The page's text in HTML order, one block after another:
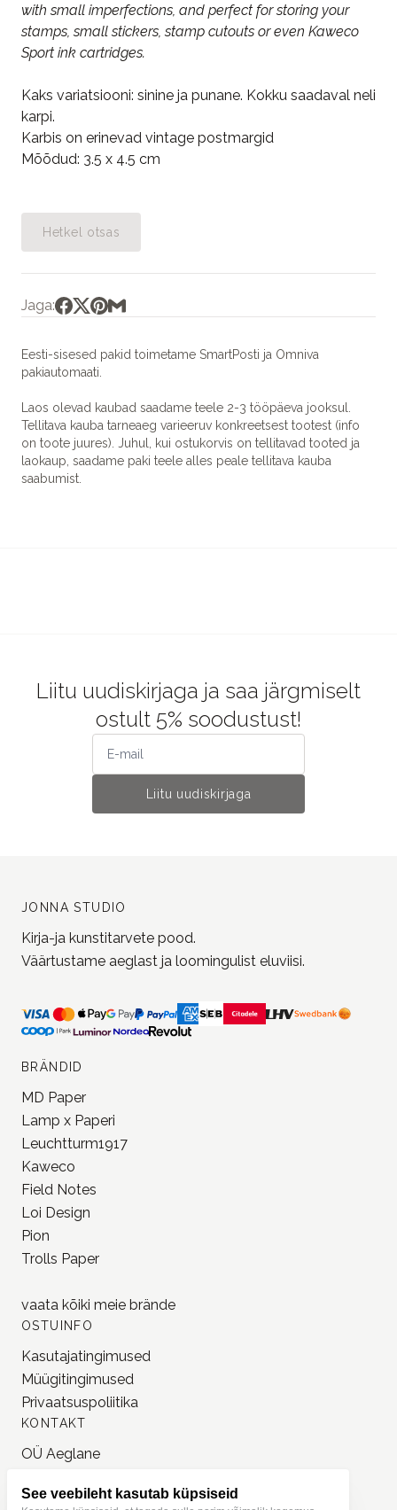
with small imperfections, and perfect for storing your
stamps, small stickers, stamp cutouts or even Kaweco
Sport ink cartridges.
Kaks variatsiooni: sinine ja punane. Kokku saadaval neli
karpi.
Karbis on erinevad vintage postmargid
Mõõdud: 3.5 x 4.5 cm
Hetkel otsas
Jaga:
Eesti-sisesed pakid toimetame SmartPosti ja Omniva
pakiautomaati.
Laos olevad kaubad saadame teele 2-3 tööpäeva jooksul.
Tellitava kauba tarneaeg varieeruv konkreetsest tootest (info
on toote juures). Juhul, kui ostukorvis on tellitavad tooted ja
laokaup, saadame paki teele alles peale tellitava kauba
saabumist.
Liitu uudiskirjaga ja saa järgmiselt
ostult 5% soodustust!
Liitu uudiskirjaga
JONNA STUDIO
Kirja-ja kunstitarvete pood.
Väärtustame aeglast ja loomingulist eluviisi.
BRÄNDID
MD Paper
Lamp x Paperi
Leuchtturm1917
Kaweco
Field Notes
Loi Design
Pion
Trolls Paper
vaata kõiki meie brände
OSTUINFO
Kasutajatingimused
Müügitingimused
Privaatsuspoliitika
KONTAKT
OÜ Aeglane
info@jonnastudio.com
See veebileht kasutab küpsiseid